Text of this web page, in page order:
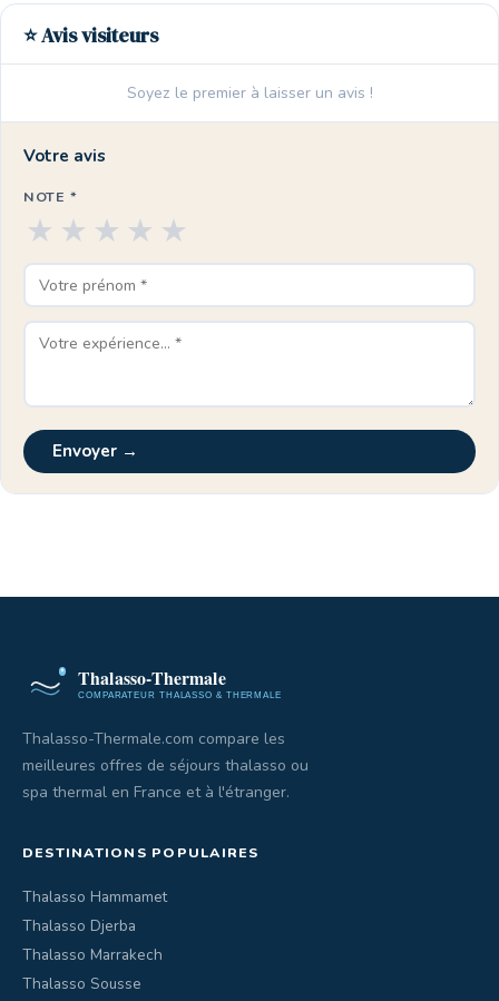
⭐ Avis visiteurs
Soyez le premier à laisser un avis !
Votre avis
NOTE *
★
★
★
★
★
Envoyer →
Thalasso-Thermale.com compare les
meilleures offres de séjours thalasso ou
spa thermal en France et à l'étranger.
DESTINATIONS POPULAIRES
Thalasso Hammamet
Thalasso Djerba
Thalasso Marrakech
Thalasso Sousse